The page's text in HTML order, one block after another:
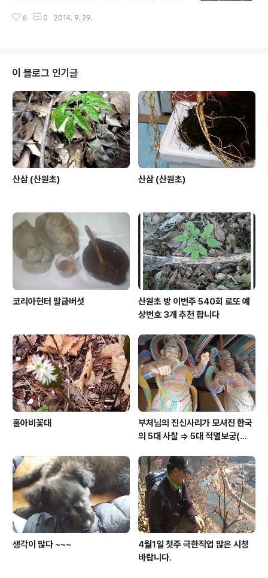
련된 전문 약용비누제작 업체 입니다. 부작용은 99퍼샌트
자연스럽게 나온 맨트 박영호 전화 입니다.^^
6 0 2014. 9. 29.
이 블로그 인기글
산삼 (산원초) 산삼 (산원초)
코리아헌터 말굽버섯
산원초 방 이번주 540회 로또 예
상번호 3개 추천 합니다
홀아비꽃대
부처님의 진신사리가 모셔진 한국
의 5대 사찰 => 5대 적멸보궁(寂
생각이 많다 ~~~
4월1일 첫주 극한직업 많은 시청
바랍니다.